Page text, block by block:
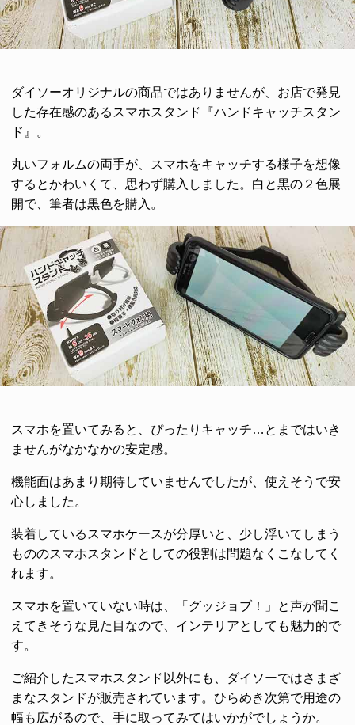
ダイソーオリジナルの商品ではありませんが、お店で発見
した存在感のあるスマホスタンド『ハンドキャッチスタン
ド』。
丸いフォルムの両手が、スマホをキャッチする様子を想像
するとかわいくて、思わず購入しました。白と黒の２色展
開で、筆者は黒色を購入。
スマホを置いてみると、ぴったりキャッチ…とまではいき
ませんがなかなかの安定感。
機能面はあまり期待していませんでしたが、使えそうで安
心しました。
装着しているスマホケースが分厚いと、少し浮いてしまう
もののスマホスタンドとしての役割は問題なくこなしてく
れます。
スマホを置いていない時は、「グッジョブ！」と声が聞こ
えてきそうな見た目なので、インテリアとしても魅力的で
す。
ご紹介したスマホスタンド以外にも、ダイソーではさまざ
まなスタンドが販売されています。ひらめき次第で用途の
幅も広がるので、手に取ってみてはいかがでしょうか。